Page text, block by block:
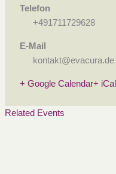
Telefon
+491711729628
E-Mail
kontakt@evacura.de
+ Google Calendar+
Related Events